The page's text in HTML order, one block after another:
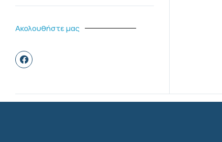
Ακολουθήστε μας